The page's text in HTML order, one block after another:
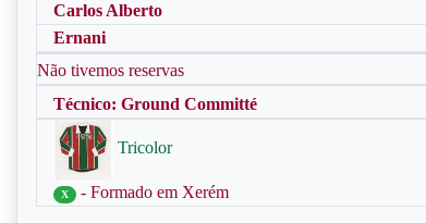
Carlos Alberto
Ernani
Não tivemos reservas
Técnico: Ground Committé
Tricolor
X - Formado em Xerém